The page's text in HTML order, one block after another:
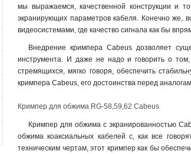
мы выражаемся, качественной конструкции и
экранирующих параметров кабеля. Конечно же,
видеосистемами, где качество сигнала как бы
Внедрение кримпера Cabeus дозволяет
инструмента. И даже не надо и говорить о
стремящихся, мягко говоря, обеспечить
кримпера Cabeus, его достоинства перед
Кримпер для обжима RG-58,59,62 Cabeus
Кримпер для обжима с экранированностью
обжима коаксиальных кабелей с, как все
техническим чертам, этот кримпер как бы